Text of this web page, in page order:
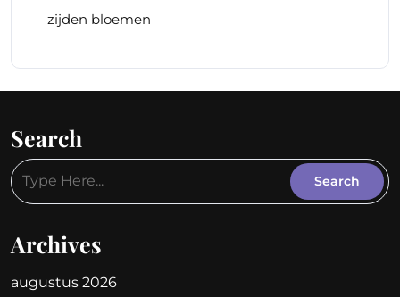
zijden bloemen
Search
Archives
augustus 2026